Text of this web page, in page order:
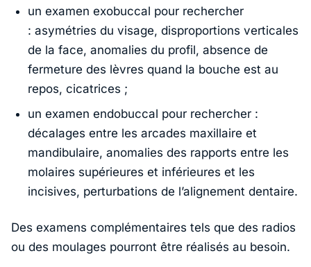
un examen exobuccal pour rechercher
: asymétries du visage, disproportions verticales
de la face, anomalies du profil, absence de
fermeture des lèvres quand la bouche est au
repos, cicatrices ;
un examen endobuccal pour rechercher :
décalages entre les arcades maxillaire et
mandibulaire, anomalies des rapports entre les
molaires supérieures et inférieures et les
incisives, perturbations de l’alignement dentaire.
Des examens complémentaires tels que des radios
ou des moulages pourront être réalisés au besoin.